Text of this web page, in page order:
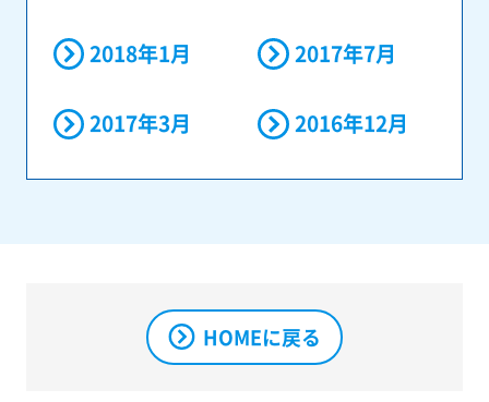
2018年1月 2017年7月
2017年3月 2016年12月
HOMEに戻る